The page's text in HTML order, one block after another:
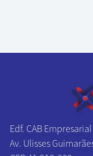
Edf. CAB Empresarial
Av. Ulisses